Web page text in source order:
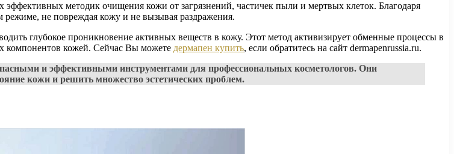
методик очищения кожи от загрязнений, частичек пыли и мертвых клеток. Благодаря
режиме, не повреждая кожу и не вызывая раздражения.
глубокое проникновение активных веществ в кожу. Этот метод активизирует обменные процессы в
компонентов кожей. Сейчас Вы можете дермапен купить, если обратитесь на сайт dermapenrussia.ru.
и эффективными инструментами для профессиональных косметологов. Они
кожи и решить множество эстетических проблем.